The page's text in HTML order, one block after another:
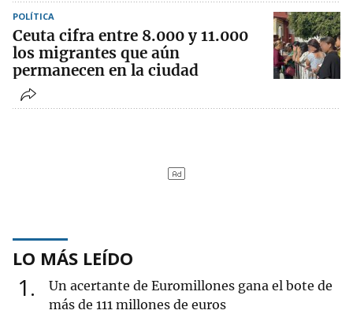
POLÍTICA
Ceuta cifra entre 8.000 y 11.000
los migrantes que aún
permanecen en la ciudad
LO MÁS LEÍDO
1
Un acertante de Euromillones gana el bote de
más de 111 millones de euros